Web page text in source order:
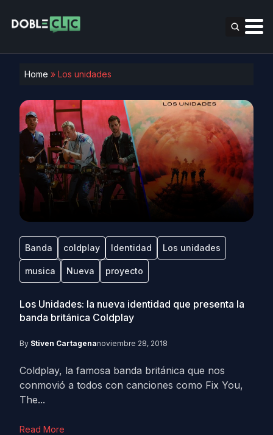
Home » Los unidades
Banda coldplay Identidad Los unidades
musica Nueva proyecto
Los Unidades: la nueva identidad que presenta la
banda británica Coldplay
By Stiven Cartagenanoviembre 28, 2018
Coldplay, la famosa banda británica que nos
conmovió a todos con canciones como Fix You,
The...
Read More